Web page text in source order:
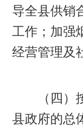
导全县供销
工作；加强
经营管理及
（四
县政府的总